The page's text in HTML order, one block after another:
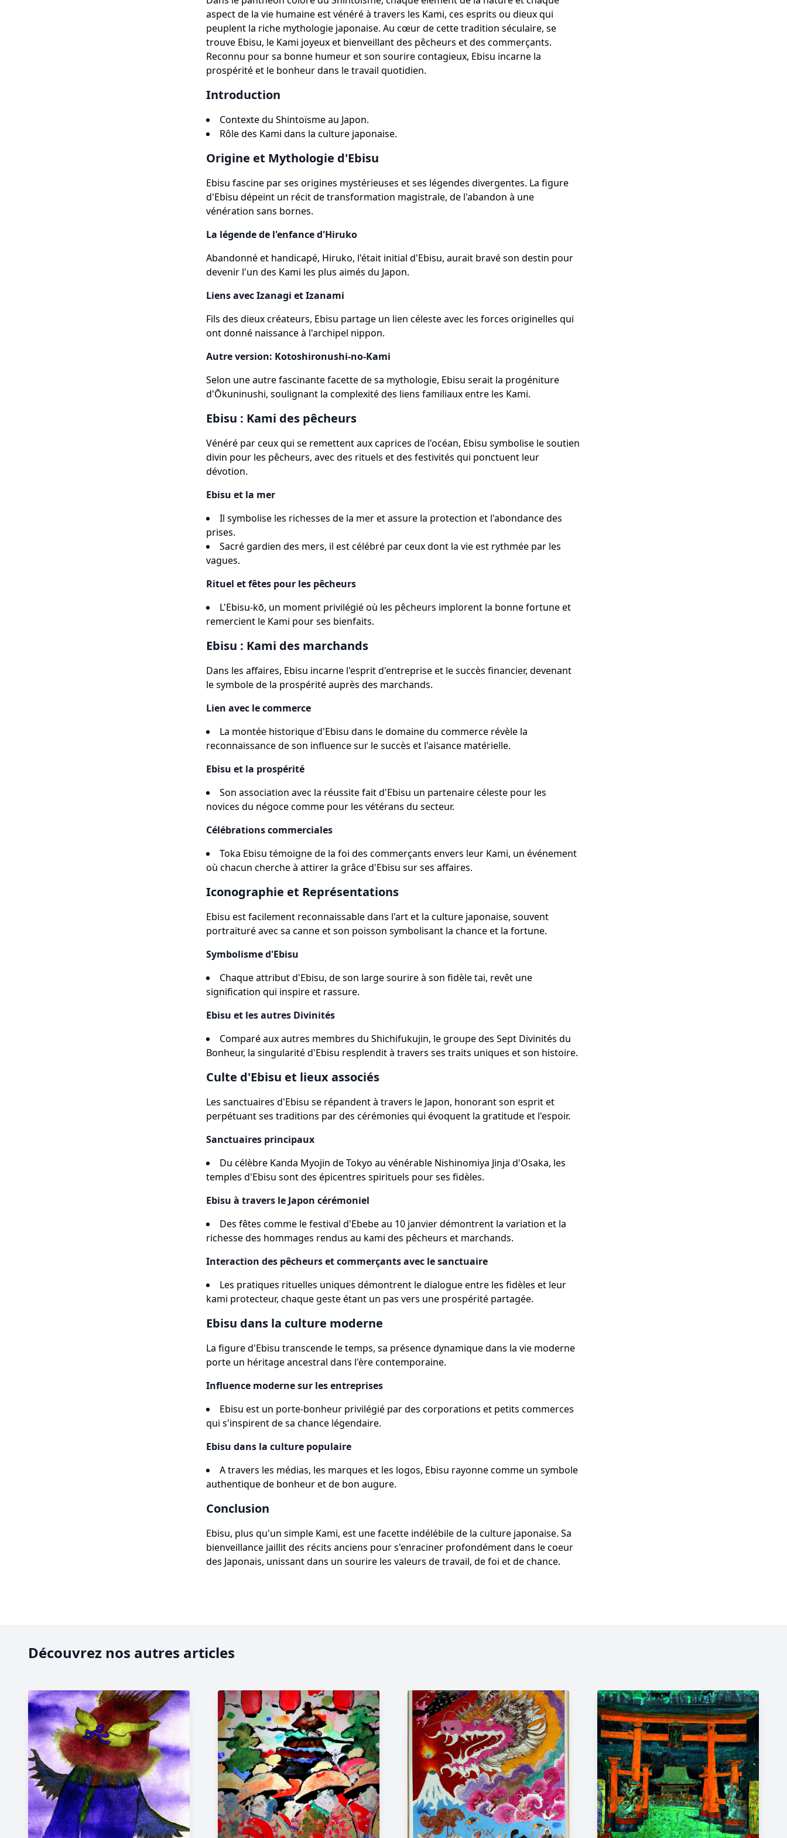
aspect de la vie humaine est vénéré à travers les Kami, ces esprits ou dieux qui
peuplent la riche mythologie japonaise. Au cœur de cette tradition séculaire, se
trouve Ebisu, le Kami joyeux et bienveillant des pêcheurs et des commerçants.
Reconnu pour sa bonne humeur et son sourire contagieux, Ebisu incarne la
prospérité et le bonheur dans le travail quotidien.
Introduction
Contexte du Shintoïsme au Japon.
Rôle des Kami dans la culture japonaise.
Origine et Mythologie d'Ebisu
Ebisu fascine par ses origines mystérieuses et ses légendes divergentes. La figure
d'Ebisu dépeint un récit de transformation magistrale, de l'abandon à une
vénération sans bornes.
La légende de l'enfance d'Hiruko
Abandonné et handicapé, Hiruko, l'était initial d'Ebisu, aurait bravé son destin pour
devenir l'un des Kami les plus aimés du Japon.
Liens avec Izanagi et Izanami
Fils des dieux créateurs, Ebisu partage un lien céleste avec les forces originelles qui
ont donné naissance à l'archipel nippon.
Autre version: Kotoshironushi-no-Kami
Selon une autre fascinante facette de sa mythologie, Ebisu serait la progéniture
d'Ōkuninushi, soulignant la complexité des liens familiaux entre les Kami.
Ebisu : Kami des pêcheurs
Vénéré par ceux qui se remettent aux caprices de l'océan, Ebisu symbolise le soutien
divin pour les pêcheurs, avec des rituels et des festivités qui ponctuent leur
dévotion.
Ebisu et la mer
Il symbolise les richesses de la mer et assure la protection et l'abondance des
prises.
Sacré gardien des mers, il est célébré par ceux dont la vie est rythmée par les
vagues.
Rituel et fêtes pour les pêcheurs
L'Ebisu-kō, un moment privilégié où les pêcheurs implorent la bonne fortune et
remercient le Kami pour ses bienfaits.
Ebisu : Kami des marchands
Dans les affaires, Ebisu incarne l'esprit d'entreprise et le succès financier, devenant
le symbole de la prospérité auprès des marchands.
Lien avec le commerce
La montée historique d'Ebisu dans le domaine du commerce révèle la
reconnaissance de son influence sur le succès et l'aisance matérielle.
Ebisu et la prospérité
Son association avec la réussite fait d'Ebisu un partenaire céleste pour les
novices du négoce comme pour les vétérans du secteur.
Célébrations commerciales
Toka Ebisu témoigne de la foi des commerçants envers leur Kami, un événement
où chacun cherche à attirer la grâce d'Ebisu sur ses affaires.
Iconographie et Représentations
Ebisu est facilement reconnaissable dans l'art et la culture japonaise, souvent
portraituré avec sa canne et son poisson symbolisant la chance et la fortune.
Symbolisme d'Ebisu
Chaque attribut d'Ebisu, de son large sourire à son fidèle tai, revêt une
signification qui inspire et rassure.
Ebisu et les autres Divinités
Comparé aux autres membres du Shichifukujin, le groupe des Sept Divinités du
Bonheur, la singularité d'Ebisu resplendit à travers ses traits uniques et son histoire.
Culte d'Ebisu et lieux associés
Les sanctuaires d'Ebisu se répandent à travers le Japon, honorant son esprit et
perpétuant ses traditions par des cérémonies qui évoquent la gratitude et l'espoir.
Sanctuaires principaux
Du célèbre Kanda Myojin de Tokyo au vénérable Nishinomiya Jinja d'Osaka, les
temples d'Ebisu sont des épicentres spirituels pour ses fidèles.
Ebisu à travers le Japon cérémoniel
Des fêtes comme le festival d'Ebebe au 10 janvier démontrent la variation et la
richesse des hommages rendus au kami des pêcheurs et marchands.
Interaction des pêcheurs et commerçants avec le sanctuaire
Les pratiques rituelles uniques démontrent le dialogue entre les fidèles et leur
kami protecteur, chaque geste étant un pas vers une prospérité partagée.
Ebisu dans la culture moderne
La figure d'Ebisu transcende le temps, sa présence dynamique dans la vie moderne
porte un héritage ancestral dans l'ère contemporaine.
Influence moderne sur les entreprises
Ebisu est un porte-bonheur privilégié par des corporations et petits commerces
qui s'inspirent de sa chance légendaire.
Ebisu dans la culture populaire
A travers les médias, les marques et les logos, Ebisu rayonne comme un symbole
authentique de bonheur et de bon augure.
Conclusion
Ebisu, plus qu'un simple Kami, est une facette indélébile de la culture japonaise. Sa
bienveillance jaillit des récits anciens pour s'enraciner profondément dans le coeur
des Japonais, unissant dans un sourire les valeurs de travail, de foi et de chance.
Découvrez nos autres articles